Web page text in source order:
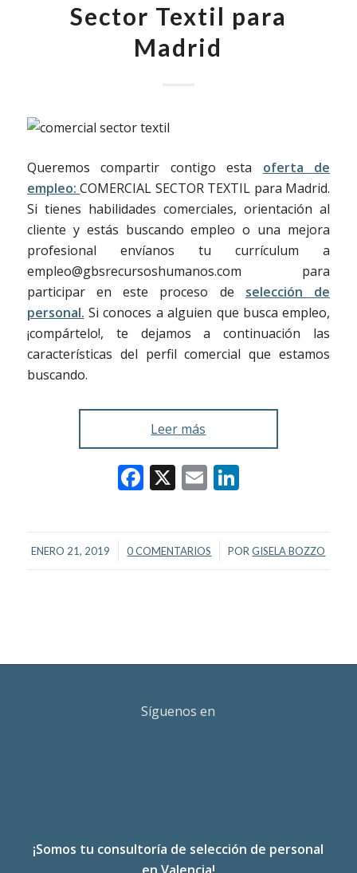
Sector Textil para
Madrid
Queremos compartir contigo esta oferta de
empleo:COMERCIAL SECTOR TEXTIL para Madrid.
Si tienes habilidades comerciales, orientación al
cliente y estás buscando empleo o una mejora
profesional envíanos tu currículum a
empleo@gbsrecursoshumanos.com para
participar en este proceso de selección de
personal. Si conoces a alguien que busca empleo,
¡compártelo!, te dejamos a continuación las
características del perfil comercial que estamos
buscando.
Leer más
Facebook
X EmailLinkedIn
ENERO 21, 2019
/ 0 COMENTARIOS
/ PORGISELA BOZZO
Síguenos en
¡Somos tu consultoría de selección de personal